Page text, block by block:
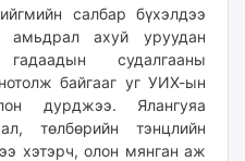
салбар бүхэлдээ
ахуй уруудан
судалгааны
байгааг уг УИХ-ын
дурджээ. Ялангуяа
төлбөрийн тэнцлийн
хэтэрч, олон мянган аж